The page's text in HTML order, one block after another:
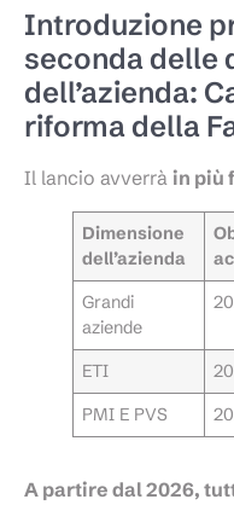
Introduzione
seconda delle
dell’azienda:
riforma della
Il lancio avverrà in più
Dimensione
dell’azienda
Grandi
aziende
ETI
PMI E PVS
A partire dal 2026,